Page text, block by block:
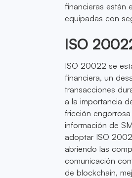
financieras están
equipadas con
ISO
ISO 20022 se
financiera, un
transacciones
a la importancia
fricción
información de
adoptar ISO
abriendo las
comunicación
de blockchain,